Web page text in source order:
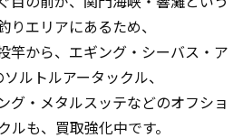
りエリアにあるため、
竿から、エギング・シーバス・ア
ルトルアータックル、
グ・メタルスッテなどのオフショ
ルも、買取強化中です。